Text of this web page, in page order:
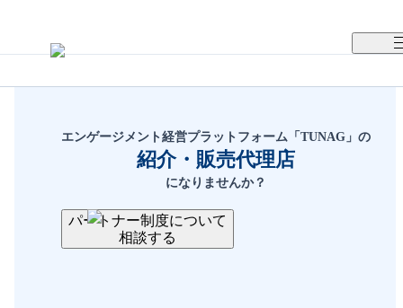
TUNAGとは
パートナー制度
連携方法
エンゲージメント経営プラットフォーム「TUNAG」の
紹介・販売代理店
になりませんか？
パートナー制度について
相談する